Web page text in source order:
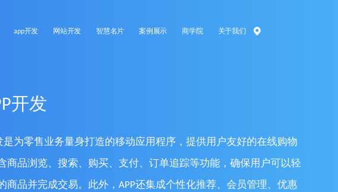
app开发 网站开发 智慧名片 案例展示 商学院 关于我们
开发
是为零售业务量身打造的移动应用程序，提供用户友好的在线购物
商品浏览、搜索、购买、支付、订单追踪等功能，确保用户可以轻
商品并完成交易。此外，APP还集成个性化推荐、会员管理、优惠